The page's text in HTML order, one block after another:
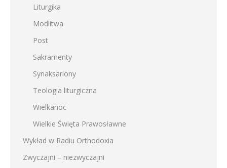
Liturgika
Modlitwa
Post
Sakramenty
Synaksariony
Teologia liturgiczna
Wielkanoc
Wielkie Święta Prawosławne
Wykład w Radiu Orthodoxia
Zwyczajni – niezwyczajni